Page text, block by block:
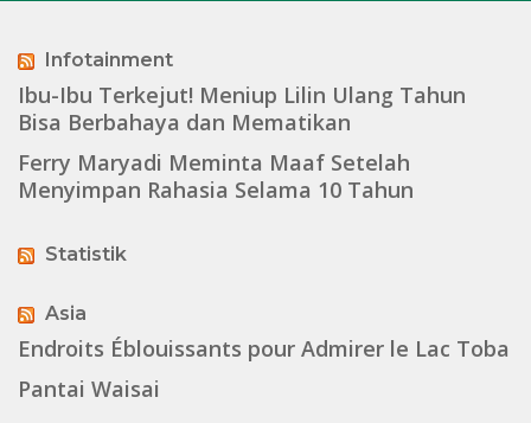
Infotainment
Ibu-Ibu Terkejut! Meniup Lilin Ulang Tahun
Bisa Berbahaya dan Mematikan
Ferry Maryadi Meminta Maaf Setelah
Menyimpan Rahasia Selama 10 Tahun
Statistik
Asia
Endroits Éblouissants pour Admirer le Lac Toba
Pantai Waisai